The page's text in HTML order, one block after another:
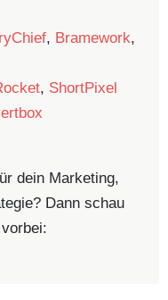
, Bramework,
, ShortPixel
dein Marketing,
Dann schau